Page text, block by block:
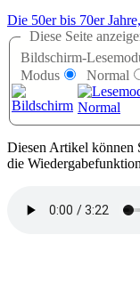
Die 50er bis 70er
Diese Seite
Bildschirm-
Modus
Normal
Diesen Artikel können
die